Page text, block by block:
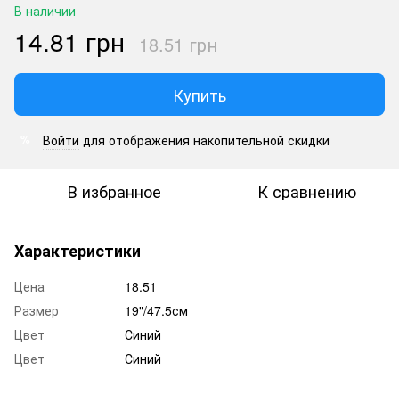
В наличии
14.81 грн 18.51 грн
Купить
Войти для отображения накопительной скидки
В избранное К сравнению
Характеристики
Цена
18.51
Размер
19"/47.5см
Цвет
Синий
Цвет
Синий